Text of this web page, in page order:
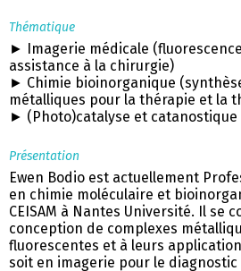
Thématique
► Imagerie médicale
assistance à la chirurgie)
► Chimie bioinorganique
métalliques pour la thérapie et la
► (Photo)catalyse et catanostique
Présentation
Ewen Bodio est actuellement
en chimie moléculaire et
CEISAM à Nantes Université. Il se
conception de complexes
fluorescentes et à leurs
soit en imagerie pour le